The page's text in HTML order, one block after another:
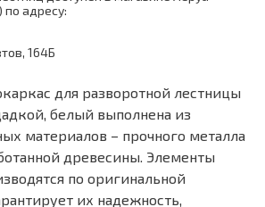
адресу:
164Б
для разворотной лестницы
белый выполнена из
материалов – прочного металла
древесины. Элементы
по оригинальной
их надежность,